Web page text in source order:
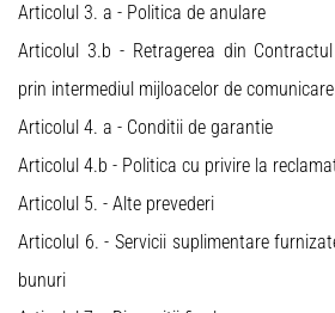
Articolul 3. a - Politica de anulare
Articolul 3.b - Retragerea din
prin intermediul mijloacelor de
Articolul 4. a - Conditii de garantie
Articolul 4.b - Politica cu privire la
Articolul 5. - Alte prevederi
Articolul 6. - Servicii suplimentare
bunuri